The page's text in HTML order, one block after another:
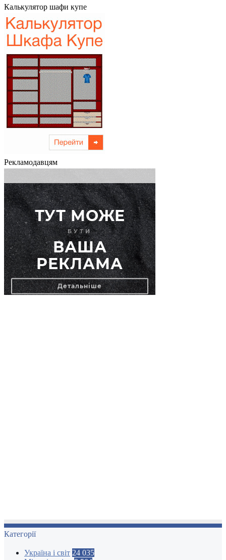
Калькулятор шафи купе
Рекламодавцям
Категорії
Україна і світ 24 035